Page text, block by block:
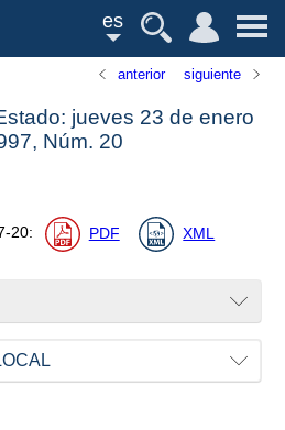
es
anterior siguiente
jueves 23 de enero
Núm. 20
20: PDF XML